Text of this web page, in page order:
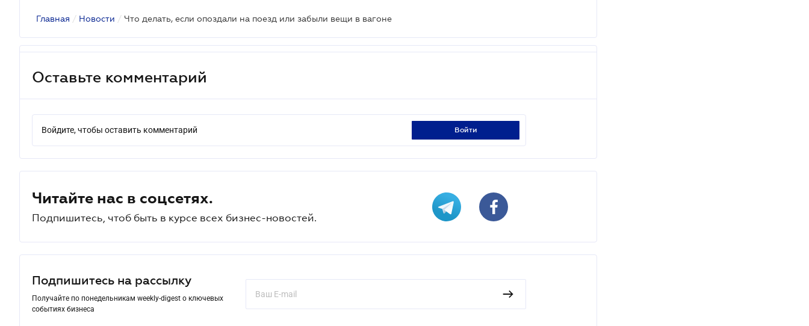
Главная / Новости / Что делать, если опоздали на поезд или забыли вещи в вагоне
Оставьте комментарий
Войдите, чтобы оставить комментарий войти
Читайте нас в соцсетях.
Подпишитесь, чтоб быть в курсе всех бизнес-новостей.
Подпишитесь на рассылку
Получайте по понедельникам weekly-digest о ключевых
событиях бизнеса